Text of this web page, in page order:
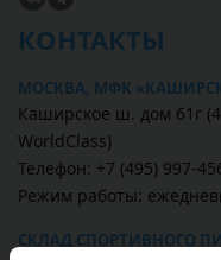
КОНТАКТЫ
МОСКВА, МФК
Каширское ш. дом 61г
WorldClass)
Телефон: +7 (495) 997-
Режим работы:
СКЛАД СПОРТИВНОГО